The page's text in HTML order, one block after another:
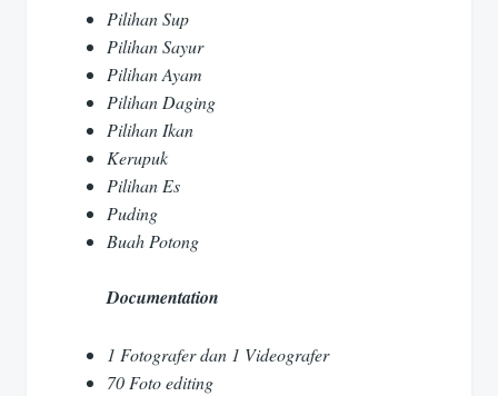
Pilihan Sup
Pilihan Sayur
Pilihan Ayam
Pilihan Daging
Pilihan Ikan
Kerupuk
Pilihan Es
Puding
Buah Potong
Documentation
1 Fotografer dan 1 Videografer
70 Foto editing